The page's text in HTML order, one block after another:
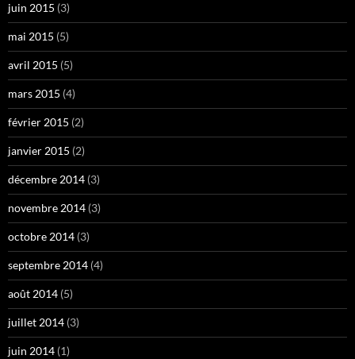
juin 2015 (3)
mai 2015 (5)
avril 2015 (5)
mars 2015 (4)
février 2015 (2)
janvier 2015 (2)
décembre 2014 (3)
novembre 2014 (3)
octobre 2014 (3)
septembre 2014 (4)
août 2014 (5)
juillet 2014 (3)
juin 2014 (1)